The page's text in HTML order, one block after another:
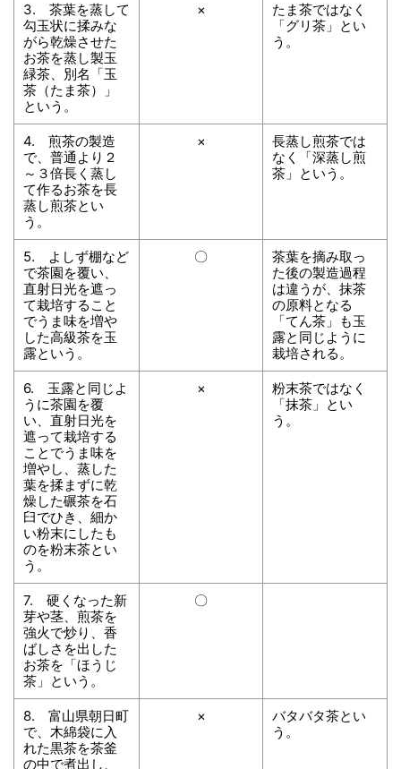
3. 茶葉を蒸して
勾玉状に揉みな
がら乾燥させた
お茶を蒸し製玉
緑茶、別名「玉
茶（たま茶）」
という。
×
たま茶ではなく
「グリ茶」とい
う。
4. 煎茶の製造
で、普通より２
～３倍長く蒸し
て作るお茶を長
蒸し煎茶とい
う。
×
長蒸し煎茶では
なく「深蒸し煎
茶」という。
5. よしず棚など
で茶園を覆い、
直射日光を遮っ
て栽培すること
でうま味を増や
した高級茶を玉
露という。
〇
茶葉を摘み取っ
た後の製造過程
は違うが、抹茶
の原料となる
「てん茶」も玉
露と同じように
栽培される。
6. 玉露と同じよ
うに茶園を覆
い、直射日光を
遮って栽培する
ことでうま味を
増やし、蒸した
葉を揉まずに乾
燥した碾茶を石
臼でひき、細か
い粉末にしたも
のを粉末茶とい
う。
×
粉末茶ではなく
「抹茶」とい
う。
7. 硬くなった新
芽や茎、煎茶を
強火で炒り、香
ばしさを出した
お茶を「ほうじ
茶」という。
〇
8. 富山県朝日町
で、木綿袋に入
れた黒茶を茶釜
の中で煮出し、
×
バタバタ茶とい
う。